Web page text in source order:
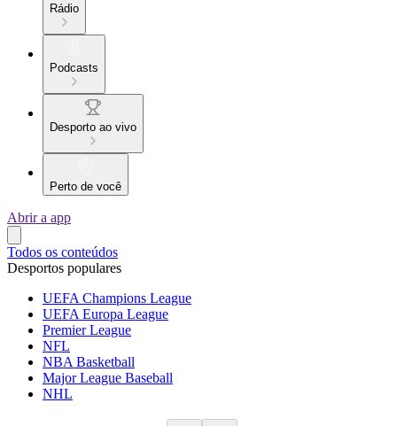
Rádio
Podcasts
Desporto ao vivo
Perto de você
Abrir a app
Todos os conteúdos
Desportos populares
UEFA Champions League
UEFA Europa League
Premier League
NFL
NBA Basketball
Major League Baseball
NHL